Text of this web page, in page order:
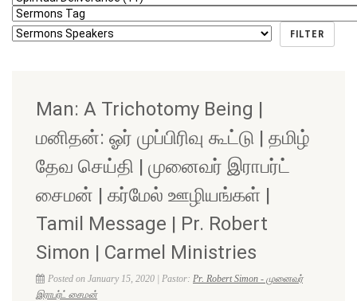
Man: A Trichotomy Being |
மனிதன்: ஓர் முப்பிரிவு கூட்டு | தமிழ்
தேவ செய்தி | முனைவர் இராபர்ட்
சைமன் | கர்மேல் ஊழியங்கள் |
Tamil Message | Pr. Robert
Simon | Carmel Ministries
Posted on January 15, 2020 | Pastor: Pr. Robert Simon - முனைவர்
இராபர்ட் சைமன்